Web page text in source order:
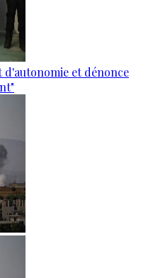
et dénonce